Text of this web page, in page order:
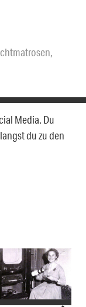
,
Media. Du
du zu den